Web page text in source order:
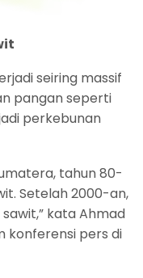
seiring massif
pangan seperti
perkebunan
tahun 80-
Setelah 2000-an,
kata Ahmad
konferensi pers di